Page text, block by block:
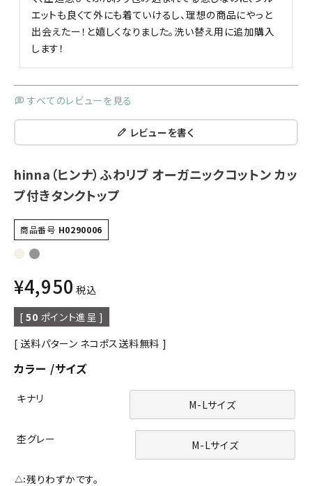
エットも良くて外にも着ていけるし、理想の商品にやっと
出会えたー！と嬉しくなりました。洗い替え用に追加購入
します！
すべてのレビューを見る
レビューを書く
hinna（ヒンナ）ふわリブ オーガニックコットン カッ
プ付きタンクトップ
商品番号 H0290006
¥4,950 税込
[ 50 ポイント進呈 ]
送料パターン ネコポス送料無料
カラー サイズ
キナリ M-Lサイズ
杢グレー M-Lサイズ
△ 残りわずかです。